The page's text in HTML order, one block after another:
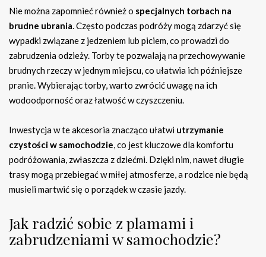
Nie można zapomnieć również o specjalnych torbach na
brudne ubrania. Często podczas podróży mogą zdarzyć się
wypadki związane z jedzeniem lub piciem, co prowadzi do
zabrudzenia odzieży. Torby te pozwalają na przechowywanie
brudnych rzeczy w jednym miejscu, co ułatwia ich późniejsze
pranie. Wybierając torby, warto zwrócić uwagę na ich
wodoodporność oraz łatwość w czyszczeniu.
Inwestycja w te akcesoria znacząco ułatwi utrzymanie
czystości w samochodzie, co jest kluczowe dla komfortu
podróżowania, zwłaszcza z dziećmi. Dzięki nim, nawet długie
trasy mogą przebiegać w miłej atmosferze, a rodzice nie będą
musieli martwić się o porządek w czasie jazdy.
Jak radzić sobie z plamami i
zabrudzeniami w samochodzie?